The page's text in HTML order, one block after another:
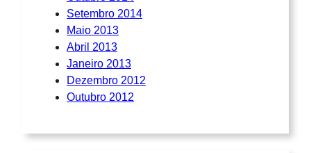
Setembro 2014
Maio 2013
Abril 2013
Janeiro 2013
Dezembro 2012
Outubro 2012